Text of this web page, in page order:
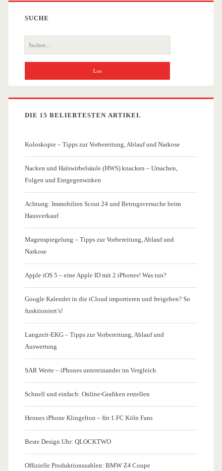
SUCHE
Suche
nach:
DIE 15 BELIEBTESTEN ARTIKEL
Koloskopie – Tipps zur Vorbereitung, Ablauf und Narkose
Nacken und Halswirbelsäule (HWS) knacken – Ursachen,
Folgen und Entgegenwirken
Achtung: Immobilien Scout 24 und Betrugsversuche beim
Hausverkauf
Magenspiegelung – Tipps zur Vorbereitung, Ablauf und
Narkose
Apple iOS 5 – eine Apple ID mit 2 iPhones! Was tun?
Google Kalender in die iCloud importieren und freigeben? So
funktioniert’s!
Langzeit-EKG – Tipps zur Vorbereitung, Ablauf und
Auswertung
SAR Werte – iPhones untereinander im Vergleich
Schnell und einfach: Online-Grafiken erstellen
Hennes iPhone Klingelton – für 1.FC Köln Fans
Beste Design Uhr: QLOCKTWO
Offizielle Produktionszahlen: BMW Z4 Coupe